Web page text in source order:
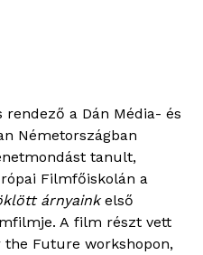
rendező a Dán Média- és
Németországban
tanult,
Filmfőiskolán a
árnyainkelső
A film részt vett
the Future workshopon,